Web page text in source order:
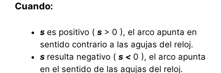
Cuando:
s es positivo ( s > 0 ), el arco apunta en
sentido contrario a las agujas del reloj.
s resulta negativo ( s < 0 ), el arco apunta
en el sentido de las agujas del reloj.